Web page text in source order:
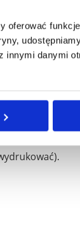
innymi danymi
i działania
kombinację